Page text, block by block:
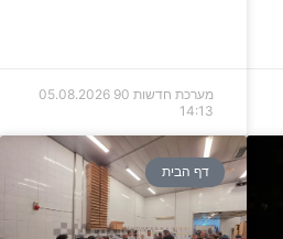
מערכת חדשות 90
05.08.2026
14:13
דף הבית